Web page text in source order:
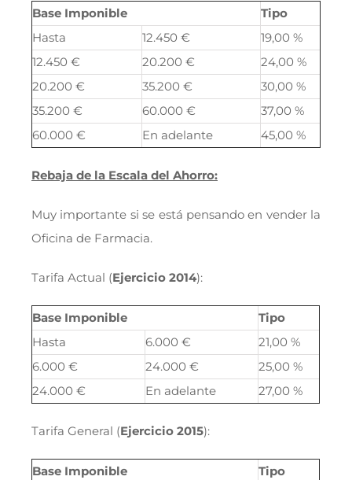
Base Imponible
Tipo
Hasta
12.450 €
19,00 %
12.450 €
20.200 €
24,00 %
20.200 €
35.200 €
30,00 %
35.200 €
60.000 €
37,00 %
60.000 €
En adelante 45,00 %
Rebaja de la Escala del Ahorro:
Muy importante si se está pensando en vender la
Oficina de Farmacia.
Tarifa Actual (Ejercicio 2014):
Base Imponible
Tipo
Hasta
6.000 €
21,00 %
6.000 €
24.000 €
25,00 %
24.000 €
En adelante 27,00 %
Tarifa General (Ejercicio 2015):
Base Imponible
Tipo